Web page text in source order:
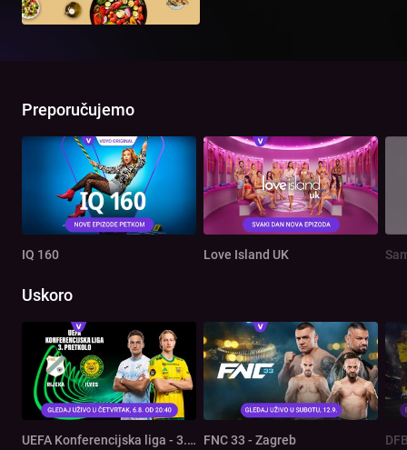
Preporučujemo
IQ 160 Love Island UK
Uskoro
UEFA Konferencijska liga - 3. pretkolo: Rijeka - Ilves FNC 33 - Zagreb